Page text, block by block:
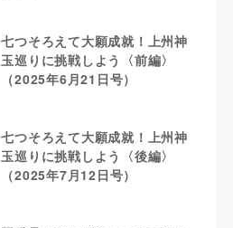
七つそろえて大願成就！上州神
玉巡りに挑戦しよう〈前編〉
（2025年6月21日号）
七つそろえて大願成就！上州神
玉巡りに挑戦しよう〈後編〉
（2025年7月12日号）